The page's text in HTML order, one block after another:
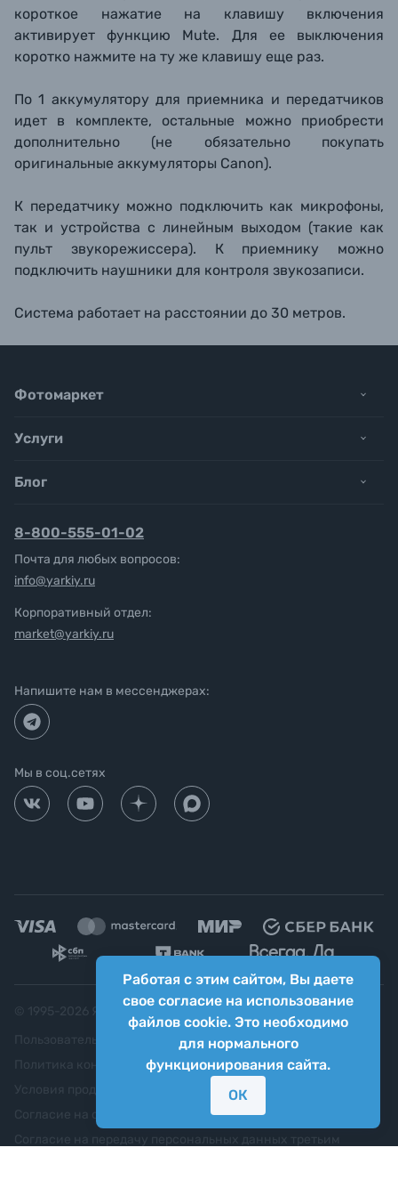
короткое нажатие на клавишу включения
активирует функцию Mute. Для ее выключения
коротко нажмите на ту же клавишу еще раз.
По 1 аккумулятору для приемника и передатчиков
идет в комплекте, остальные можно приобрести
дополнительно (не обязательно покупать
оригинальные аккумуляторы Canon).
К передатчику можно подключить как микрофоны,
так и устройства с линейным выходом (такие как
пульт звукорежиссера). К приемнику можно
подключить наушники для контроля звукозаписи.
Система работает на расстоянии до 30 метров.
Работая с этим сайтом, Вы даете
свое согласие на использование
файлов cookie. Это необходимо
для нормального
функционирования сайта.
ОК
Фотомаркет
Услуги
Блог
8-800-555-01-02
Почта для любых вопросов:
info@yarkiy.ru
Корпоративный отдел:
market@yarkiy.ru
Напишите нам в мессенджерах:
Мы в соц.сетях
Яркий фотомаркет ("Яркий Мир")
Пользовательское соглашение
Политика конфиденциальности
Согласие на обработку персональных данных
Согласие на передачу персональных данных третьим